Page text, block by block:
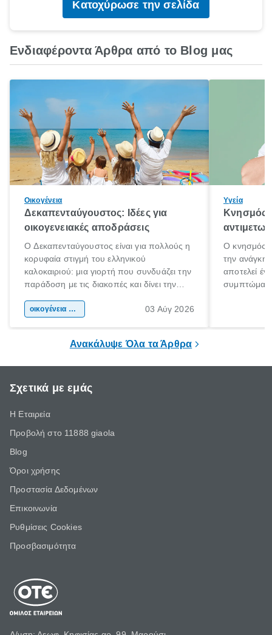
Κατοχύρωσε την σελίδα
Ενδιαφέροντα Άρθρα από το Blog μας
Οικογένεια
Δεκαπενταύγουστος: Ιδέες για
οικογενειακές αποδράσεις
Ο Δεκαπενταύγουστος είναι για πολλούς η
κορυφαία στιγμή του ελληνικού
καλοκαιριού: μια γιορτή που συνδυάζει την
παράδοση με τις διακοπές και δίνει την
χώρας. Είτε πρόκειται για λίγες μέρες
οικογένεια & παιδί 03 Αύγ 2026
Υγεία
Κνησμός:
Ο κνησμός
την ανάγκη
αποτελεί
Ανακάλυψε Όλα τα Άρθρα
Σχετικά με εμάς
Η Εταιρεία
Προβολή στο 11888 giaola
Blog
Όροι χρήσης
Προστασία Δεδομένων
Επικοινωνία
Ρυθμίσεις Cookies
Προσβασιμότητα